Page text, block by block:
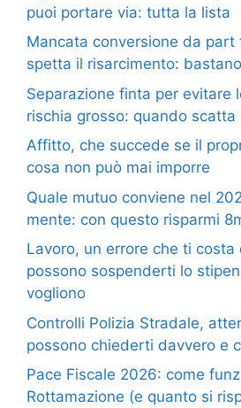
puoi portare via: tutta la lista
Mancata conversione da
spetta il risarcimento:
Separazione finta per evitare
rischia grosso: quando scatta
Affitto, che succede se il
cosa non può mai imporre
Quale mutuo conviene nel
mente: con questo risparmi
Lavoro, un errore che ti costa
possono sospenderti lo
vogliono
Controlli Polizia Stradale,
possono chiederti davvero e
Pace Fiscale 2026: come
Rottamazione (e quanto si